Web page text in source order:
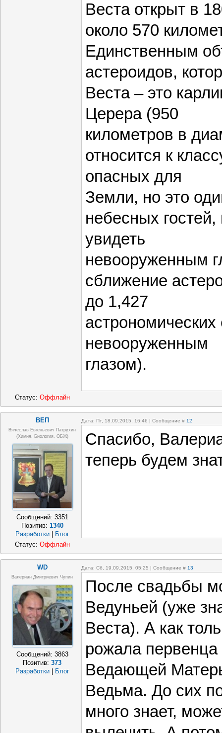
Веста открыт в
около 570
Единственным
астероидов,
Веста – это
Церера (950
километров в
относится к
опасных для
Земли, но это
небесных
увидеть
невооруженным
сближение
до 1,427
невооруженным
глазом).
Статус: Оффлайн
ВЕП Дата: Пт, 18.09.2015, 16:46 | Сообщение # 12
Вячеслав Евгеньевич Патрухин
(Химия, Биология, ОБЖ)
Сообщений: 3351
Позитив: 1340
Разработки
Блог
Спасибо,
теперь будем
Статус: Оффлайн
WD Дата: Сб, 19.09.2015, 05:25 | Сообщение # 13
Валериан Дмитриевич Чупин
Сообщений: 3863
Позитив:373
Разработки
Блог
После свадьбы
Ведуньей (уже
Веста). А как
рожала первенца
Ведающей
Ведьма. До сих
много знает,